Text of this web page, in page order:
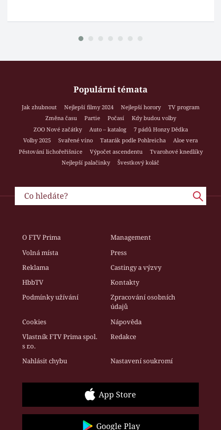
Populární témata
Jak zhubnout Nejlepší filmy 2024 Nejlepší horory
TV program
Změna času
Partie Počasí
Kdy budou volby
ZOO Nové začátky
Auto – katalog
7 pádů Honzy Dědka
Volby 2025
Svařené víno Tatarák podle Pohlreicha
Aloe vera
Pěstování lichořeřišnice
Výpočet ascendentu
Tvarohové knedlíky
Nejlepší palačinky
Švestkový koláč
O FTV Prima
Management
Volná místa
Press
Reklama
Castingy a výzvy
HbbTV
Kontakty
Podmínky užívání
Zpracování osobních
údajů
Cookies
Nápověda
Vlastník FTV Prima spol.
s r.o.
Redakce
Nahlásit chybu Nastavení soukromí
App Store
Google Play